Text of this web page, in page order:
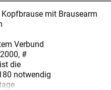
mit Brausearm
Verbund
#
die
notwendig